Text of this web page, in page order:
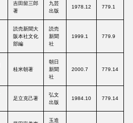
吉田留三郎
著
九芸
出版
1978.12 779.1
読売新聞大
阪本社文化
部編
読売
新聞
社
1999.1 779.9
桂米朝著
朝日
新聞
社
2000.7 779.14
足立克己著
弘文
出版
1984.10 779.14
玉造